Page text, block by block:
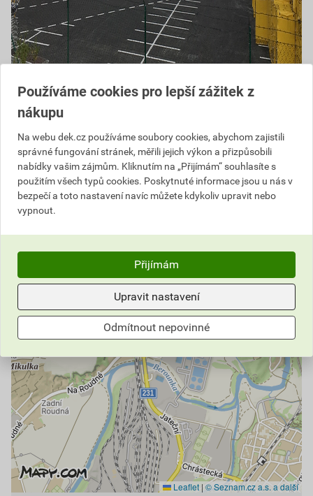
Leaflet | © Seznam.cz a.s. a další
Používáme cookies pro lepší zážitek z
nákupu
Na webu dek.cz používáme soubory cookies, abychom zajistili
správné fungování stránek, měřili jejich výkon a přizpůsobili
nabídky vašim zájmům. Kliknutím na „Přijímám“ souhlasíte s
použitím všech typů cookies. Poskytnuté informace jsou u nás v
bezpečí a toto nastavení navíc můžete kdykoliv upravit nebo
vypnout.
Přijímám
Upravit nastavení
Odmítnout nepovinné